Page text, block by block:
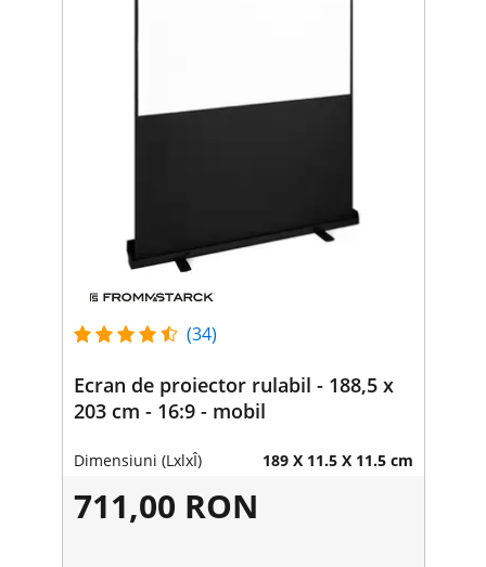
(34)
Ecran de proiector rulabil - 188,5 x
203 cm - 16:9 - mobil
Dimensiuni (LxlxÎ) 189 X 11.5 X 11.5 cm
711,00 RON